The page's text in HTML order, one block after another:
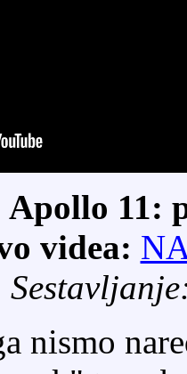
Apollo 11:
videa:
nismo